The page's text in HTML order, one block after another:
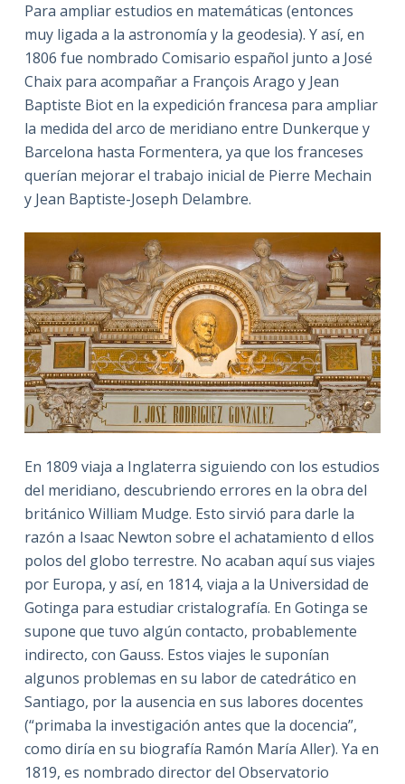
Para ampliar estudios en matemáticas (entonces
muy ligada a la astronomía y la geodesia). Y así, en
1806 fue nombrado Comisario español junto a José
Chaix para acompañar a François Arago y Jean
Baptiste Biot en la expedición francesa para ampliar
la medida del arco de meridiano entre Dunkerque y
Barcelona hasta Formentera, ya que los franceses
querían mejorar el trabajo inicial de Pierre Mechain
y Jean Baptiste-Joseph Delambre.
En 1809 viaja a Inglaterra siguiendo con los estudios
del meridiano, descubriendo errores en la obra del
británico William Mudge. Esto sirvió para darle la
razón a Isaac Newton sobre el achatamiento d ellos
polos del globo terrestre. No acaban aquí sus viajes
por Europa, y así, en 1814, viaja a la Universidad de
Gotinga para estudiar cristalografía. En Gotinga se
supone que tuvo algún contacto, probablemente
indirecto, con Gauss. Estos viajes le suponían
algunos problemas en su labor de catedrático en
Santiago, por la ausencia en sus labores docentes
(“primaba la investigación antes que la docencia”,
como diría en su biografía Ramón María Aller). Ya en
1819, es nombrado director del Observatorio